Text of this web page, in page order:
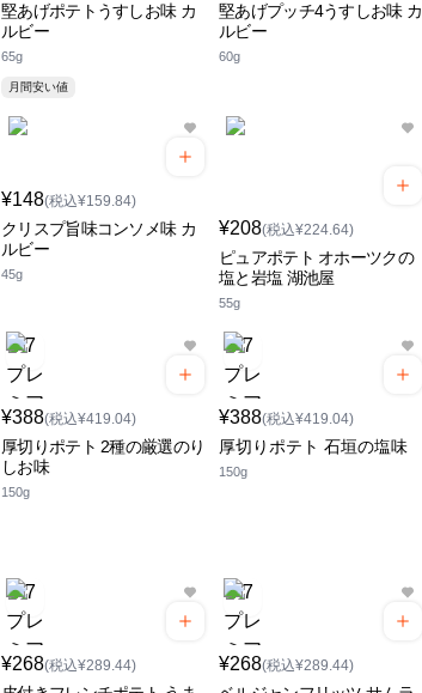
堅あげポテトうすしお味 カ
ルビー
65g
月間安い値
堅あげプッチ4うすしお味 カ
ルビー
60g
¥148(税込¥159.84)
クリスプ旨味コンソメ味 カ
ルビー
45g
¥208(税込¥224.64)
ピュアポテト オホーツクの
塩と岩塩 湖池屋
55g
¥388(税込¥419.04)
厚切りポテト 2種の厳選のり
しお味
150g
¥388(税込¥419.04)
厚切りポテト 石垣の塩味
150g
¥268(税込¥289.44) ¥268(税込¥289.44)